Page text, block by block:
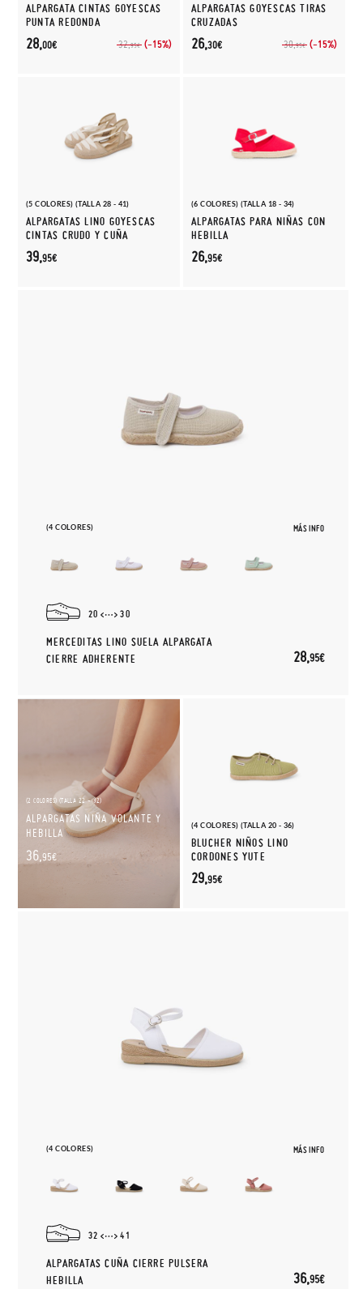
ALPARGATA CINTAS GOYESCAS
PUNTA REDONDA
32,95€ (-15%)
28,00€
ALPARGATAS GOYESCAS TIRAS
CRUZADAS
30,95€ (-15%)
26,30€
(5 COLORES) (TALLA 28 - 41)
ALPARGATAS LINO GOYESCAS
CINTAS CRUDO Y CUÑA
39,95€
(6 COLORES) (TALLA 18 - 34)
ALPARGATAS PARA NIÑAS CON
HEBILLA
26,95€
(4 COLORES) MÁS INFO
20 30
MERCEDITAS LINO SUELA ALPARGATA
CIERRE ADHERENTE
28,95€
(2 COLORES) (TALLA 22 - 32)
ALPARGATAS NIÑA VOLANTE Y
HEBILLA
36, 95€
(4 COLORES) (TALLA 20 - 36)
BLUCHER NIÑOS LINO
CORDONES YUTE
29,95€
(4 COLORES) MÁS INFO
32 41
ALPARGATAS CUÑA CIERRE PULSERA
HEBILLA
36,95€